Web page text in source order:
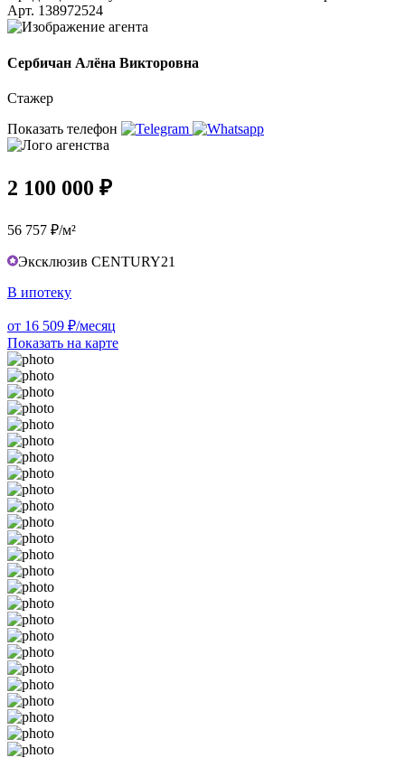
Арт. 138972524
Сербичан Алёна Викторовна
Стажер
Показать телефон
2 100 000 ₽
56 757 ₽/м²
Эксклюзив CENTURY21
В ипотеку
от 16 509 ₽/месяц
Показать на карте